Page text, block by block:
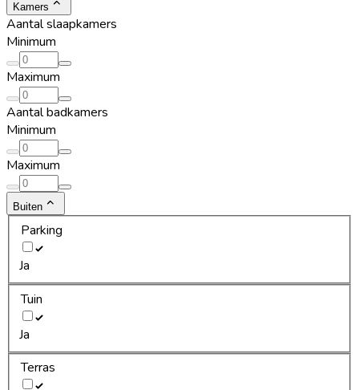
Kamers
Aantal slaapkamers
Minimum
Maximum
Aantal badkamers
Minimum
Maximum
Buiten
Parking
Ja
Tuin
Ja
Terras